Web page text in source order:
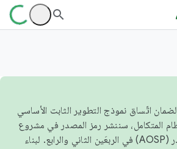
من عام 2026، ولضمان اتّساق نموذج التطوير الثابت الأساسي
المتكامل، سننشر رمز المصدر في مشروع
Android مفتوح المصدر (AOSP) في الربعَين الثاني والرابع. لبناء